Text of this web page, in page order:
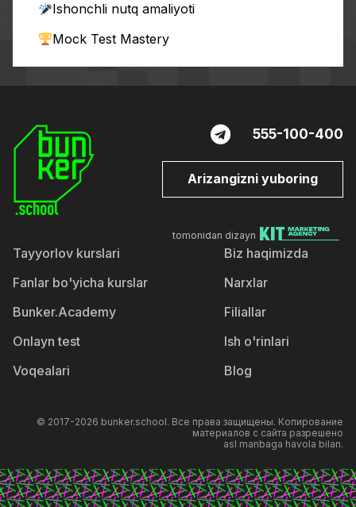
Ishonchli nutq amaliyoti
Mock Test Mastery
Tayyorlov kurslari
Fanlar bo'yicha kurslar
Bunker.Academy
Onlayn test
Voqealari
Biz haqimizda
Narxlar
Filiallar
Ish o'rinlari
Blog
555-100-400
Arizangizni yuboring
tomonidan dizayn
© 2017-2026 bunker.school. Все права защищены. Копирование
материалов с сайта разрешено
asl manbaga havola bilan.